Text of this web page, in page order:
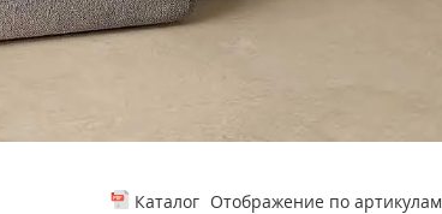
Каталог Отображение по артикулам